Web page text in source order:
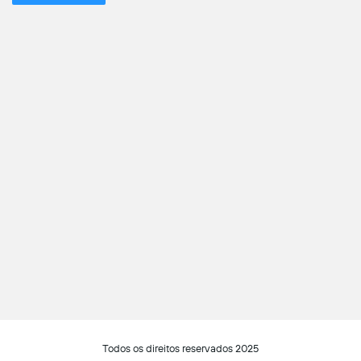
Todos os direitos reservados 2025